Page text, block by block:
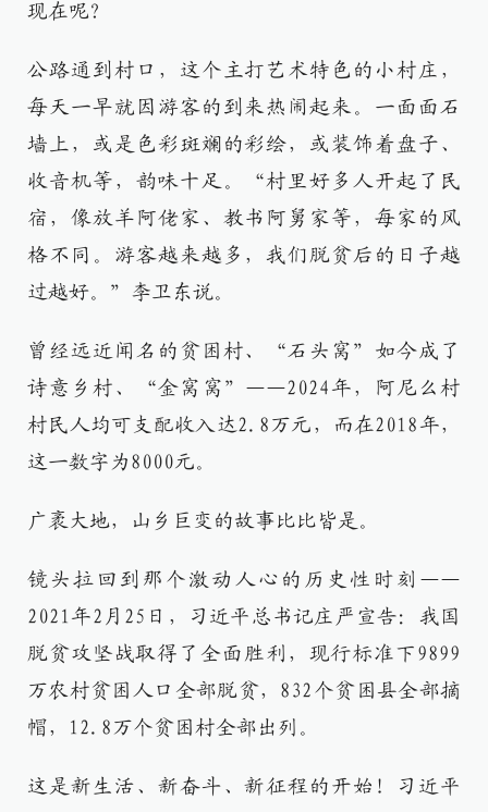
现在呢？
公路通到村口，这个主打艺术特色的小村庄，
每天一早就因游客的到来热闹起来。一面面石
墙上，或是色彩斑斓的彩绘，或装饰着盘子、
收音机等，韵味十足。“村里好多人开起了民
宿，像放羊阿佬家、教书阿舅家等，每家的风
格不同。游客越来越多，我们脱贫后的日子越
过越好。”李卫东说。
曾经远近闻名的贫困村、“石头窝”如今成了
诗意乡村、“金窝窝”——2024年，阿尼么村
村民人均可支配收入达2.8万元，而在2018年，
这一数字为8000元。
广袤大地，山乡巨变的故事比比皆是。
镜头拉回到那个激动人心的历史性时刻——
2021年2月25日，习近平总书记庄严宣告：我国
脱贫攻坚战取得了全面胜利，现行标准下9899
万农村贫困人口全部脱贫，832个贫困县全部摘
帽，12.8万个贫困村全部出列。
这是新生活、新奋斗、新征程的开始！习近平